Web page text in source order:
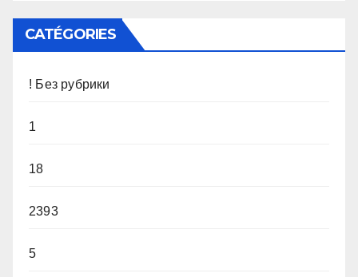
CATÉGORIES
! Без рубрики
1
18
2393
5